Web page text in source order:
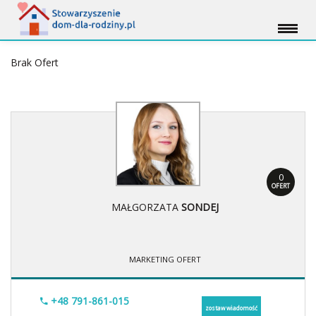
Brak Ofert
0
OFERT
MAŁGORZATA SONDEJ
MARKETING OFERT
+48 791-861-015
zostaw wiadomość